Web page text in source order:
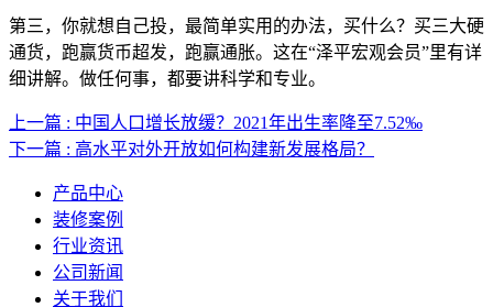
第三，你就想自己投，最简单实用的办法，买什么？买三大硬
通货，跑赢货币超发，跑赢通胀。这在“泽平宏观会员”里有详
细讲解。做任何事，都要讲科学和专业。
上一篇 : 中国人口增长放缓？2021年出生率降至7.52‰
下一篇 : 高水平对外开放如何构建新发展格局？
产品中心
装修案例
行业资讯
公司新闻
关于我们